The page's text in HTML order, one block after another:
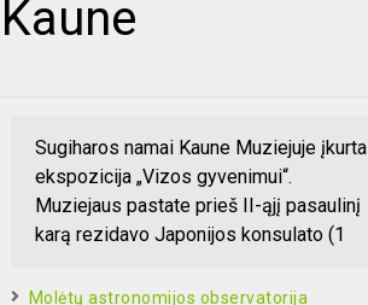
Sugiharos namai Kaune Muziejuje įkurta
ekspozicija „Vizos gyvenimui“.
Muziejaus pastate prieš II-ąjį pasaulinį
karą rezidavo Japonijos konsulato (1
Molėtų astronomijos observatorija